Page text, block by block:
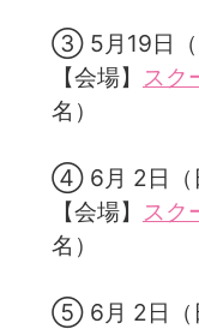
③ 5月19日（
【会場】 スク
名）
④ 6月 2日（
【会場】 スク
名）
⑤ 6月 2日（